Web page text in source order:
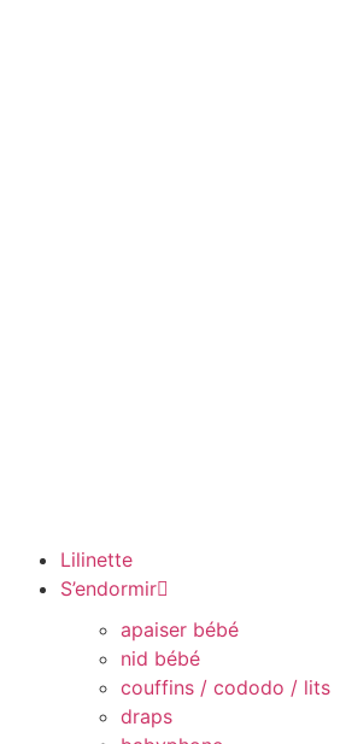
Lilinette
S’endormir
apaiser bébé
nid bébé
couffins / cododo / lits
draps